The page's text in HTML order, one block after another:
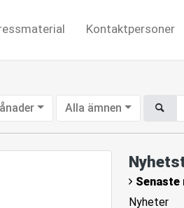
Kontaktpersoner
Alla ämnen
Senaste
Nyheter